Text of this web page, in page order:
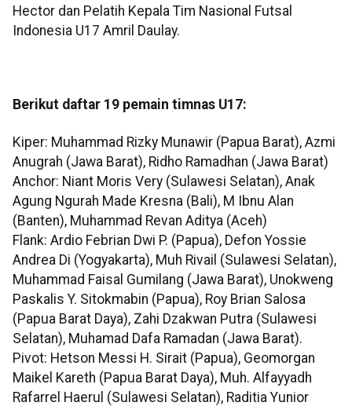
Hector dan Pelatih Kepala Tim Nasional Futsal
Indonesia U17 Amril Daulay.
Berikut daftar 19 pemain timnas U17:
Kiper: Muhammad Rizky Munawir (Papua Barat), ​Azmi
Anugrah (Jawa Barat), ​Ridho Ramadhan (Jawa Barat)
Anchor: ​Niant Moris Very (Sulawesi Selatan), Anak
Agung Ngurah Made Kresna (Bali), ​M Ibnu Alan
(Banten), Muhammad Revan Aditya (Aceh)
Flank: Ardio Febrian Dwi P. (Papua), ​Defon Yossie
Andrea Di (Yogyakarta), ​Muh Rivail (Sulawesi Selatan), ​
Muhammad Faisal Gumilang (Jawa Barat), ​Unokweng
Paskalis Y. Sitokmabin (Papua), ​Roy Brian Salosa
(Papua Barat Daya), Zahi Dzakwan Putra (Sulawesi
Selatan), ​Muhamad Dafa Ramadan (Jawa Barat).
Pivot: ​Hetson Messi H. Sirait (Papua), ​Geomorgan
Maikel Kareth (Papua Barat Daya), ​Muh. Alfayyadh
Rafarrel Haerul (Sulawesi Selatan), ​Raditia Yunior